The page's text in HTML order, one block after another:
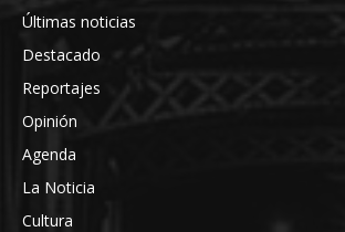
Últimas noticias
Destacado
Reportajes
Opinión
Agenda
La Noticia
Cultura